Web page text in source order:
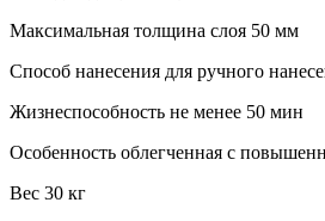
Максимальная толщина слоя 50 мм
Способ нанесения для ручного
Жизнеспособность не менее 50 мин
Особенность облегченная с
Вес 30 кг